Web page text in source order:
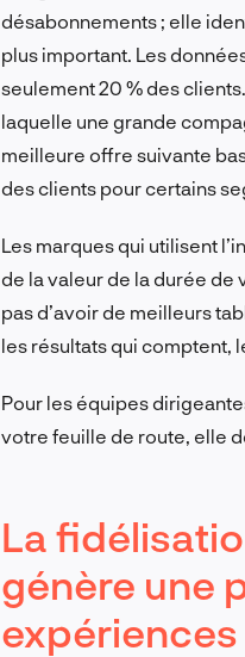
désabonnements ; elle
plus important. Les
seulement 20 % des
laquelle une grande
meilleure offre suivante
des clients pour certains
Les marques qui utilisent
de la valeur de la durée de
pas d’avoir de meilleurs
les résultats qui comptent,
Pour les équipes
votre feuille de route, elle
La
génère une